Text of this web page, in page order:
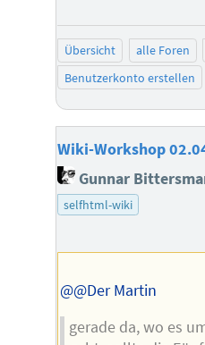
Übersicht alle Foren
Benutzerkonto erstellen
Wiki-Workshop
Gunnar
selfhtml-wiki
@@Der Martin
gerade da, wo es